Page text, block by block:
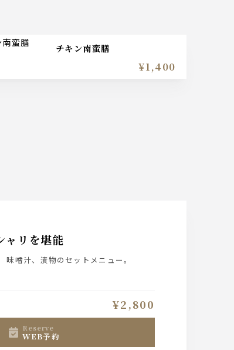
チキン南蛮膳
¥1,400
ャリを堪能
噌汁、漬物のセットメニュー。
¥2,800
reserve
WEB予約